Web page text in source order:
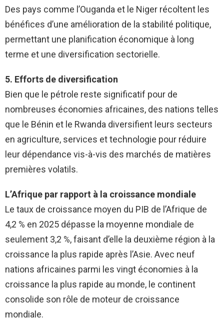
Des pays comme l’Ouganda et le Niger récoltent les
bénéfices d’une amélioration de la stabilité politique,
permettant une planification économique à long
terme et une diversification sectorielle.
5. Efforts de diversification
Bien que le pétrole reste significatif pour de
nombreuses économies africaines, des nations telles
que le Bénin et le Rwanda diversifient leurs secteurs
en agriculture, services et technologie pour réduire
leur dépendance vis-à-vis des marchés de matières
premières volatils.
L’Afrique par rapport à la croissance mondiale
Le taux de croissance moyen du PIB de l’Afrique de
4,2 % en 2025 dépasse la moyenne mondiale de
seulement 3,2 %, faisant d’elle la deuxième région à la
croissance la plus rapide après l’Asie. Avec neuf
nations africaines parmi les vingt économies à la
croissance la plus rapide au monde, le continent
consolide son rôle de moteur de croissance
mondiale.